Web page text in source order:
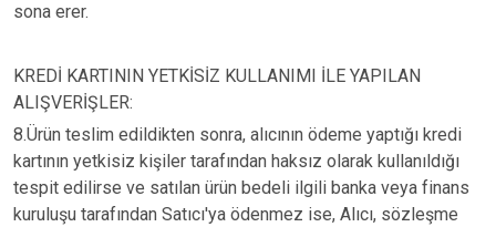
sona erer.
KREDİ KARTININ YETKİSİZ KULLANIMI İLE YAPILAN
ALIŞVERİŞLER:
8.Ürün teslim edildikten sonra, alıcının ödeme yaptığı kredi
kartının yetkisiz kişiler tarafından haksız olarak kullanıldığı
tespit edilirse ve satılan ürün bedeli ilgili banka veya finans
kuruluşu tarafından Satıcı'ya ödenmez ise, Alıcı, sözleşme